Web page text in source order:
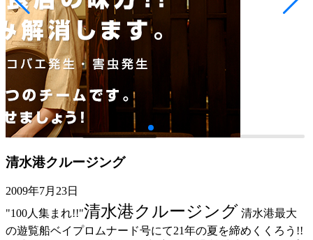
清水港クルージング
2009年7月23日
"100人集まれ!!"清水港クルージング 清水港最大
の遊覧船ベイプロムナード号にて21年の夏を締めくくろう!!